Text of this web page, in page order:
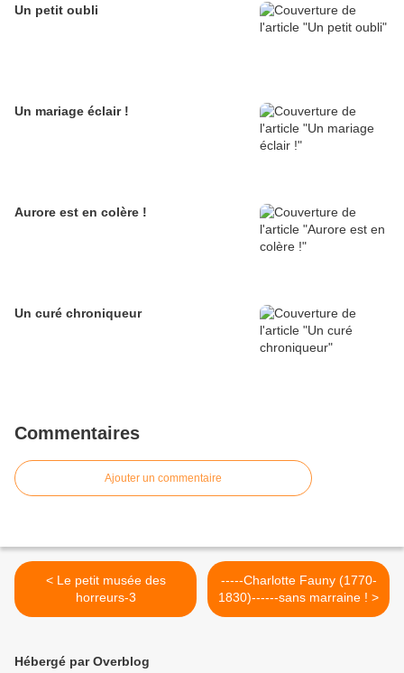
Un petit oubli
Un mariage éclair !
Aurore est en colère !
Un curé chroniqueur
Commentaires
Ajouter un commentaire
< Le petit musée des
horreurs-3
-----Charlotte Fauny (1770-
1830)------sans marraine ! >
Hébergé par Overblog